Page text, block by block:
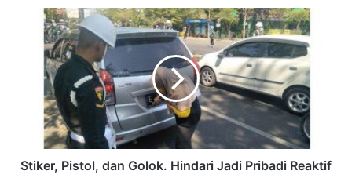
Stiker, Pistol, dan Golok. Hindari Jadi Pribadi Reaktif